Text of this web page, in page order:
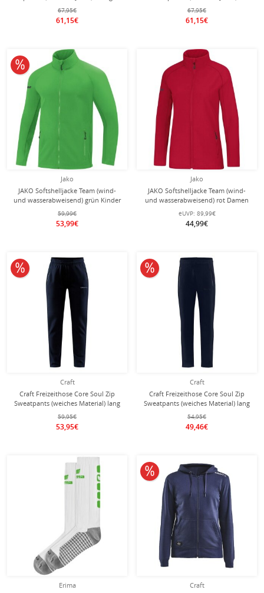
Damen
67,95€
61,15€
marineblau Damen
67,95€
61,15€
Jako
JAKO Softshelljacke Team (wind-
und wasserabweisend) grün Kinder
59,99€
53,99€
10% reduziert
Jako
JAKO Softshelljacke Team (wind-
und wasserabweisend) rot Damen
eUVP: 89,99€
44,99€
Craft
Craft Freizeithose Core Soul Zip
Sweatpants (weiches Material) lang
navyblau Damen
59,95€
53,95€
10% reduziert
Craft
Craft Freizeithose Core Soul Zip
Sweatpants (weiches Material) lang
navyblau Kinder
54,95€
49,46€
10% reduziert
Erima
Craft
10% reduziert